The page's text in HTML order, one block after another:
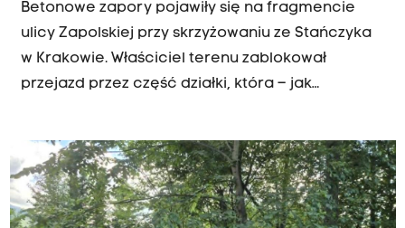
Betonowe zapory pojawiły się na fragmencie
ulicy Zapolskiej przy skrzyżowaniu ze Stańczyka
w Krakowie. Właściciel terenu zablokował
przejazd przez część działki, która – jak
zostać rozwiązany przy okazji planowanej
przebudowy skrzyżowania.